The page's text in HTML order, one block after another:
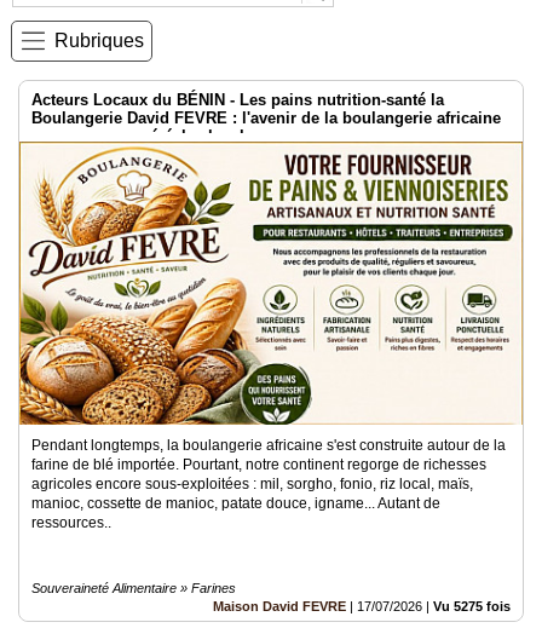
Médias
du
groupe
Blogs
Prémium
Inscription
annuaire
Accès
éditeur
Rubriques
Acteurs Locaux du BÉNIN - Les pains nutrition-santé la
Boulangerie David FEVRE : l'avenir de la boulangerie africaine
passe par nos céréales locales
Pendant longtemps, la boulangerie africaine s'est construite autour de la
farine de blé importée. Pourtant, notre continent regorge de richesses
agricoles encore sous-exploitées : mil, sorgho, fonio, riz local, maïs,
manioc, cossette de manioc, patate douce, igname... Autant de
ressources..
Souveraineté Alimentaire » Farines
Maison David FEVRE | 17/07/2026 | Vu 5275 fois